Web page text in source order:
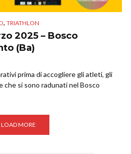
, TRIATHLON
2025 – Bosco
(Ba)
prima di accogliere gli atleti, gli
che si sono radunati nel Bosco
LOAD MORE